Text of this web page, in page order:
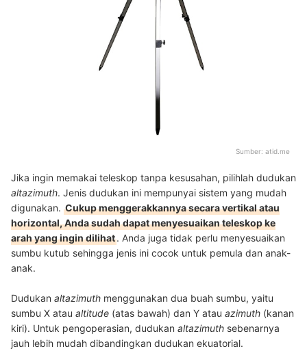
Sumber: atid.me
Jika ingin memakai teleskop tanpa kesusahan, pilihlah dudukan
altazimuth. Jenis dudukan ini mempunyai sistem yang mudah
digunakan. Cukup menggerakkannya secara vertikal atau
horizontal, Anda sudah dapat menyesuaikan teleskop ke
arah yang ingin dilihat. Anda juga tidak perlu menyesuaikan
sumbu kutub sehingga jenis ini cocok untuk pemula dan anak-
anak.
Dudukan altazimuth menggunakan dua buah sumbu, yaitu
sumbu X atau altitude (atas bawah) dan Y atau azimuth (kanan
kiri). Untuk pengoperasian, dudukan altazimuth sebenarnya
jauh lebih mudah dibandingkan dudukan ekuatorial.